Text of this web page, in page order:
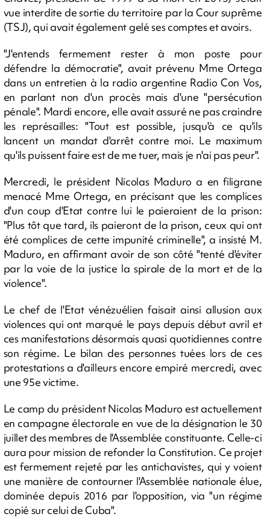
vue interdite de sortie du territoire par la Cour suprême
(TSJ), qui avait également gelé ses comptes et avoirs.
"J'entends fermement rester à mon poste pour
défendre la démocratie", avait prévenu Mme Ortega
dans un entretien à la radio argentine Radio Con Vos,
en parlant non d'un procès mais d'une "persécution
pénale". Mardi encore, elle avait assuré ne pas craindre
les représailles: "Tout est possible, jusqu'à ce qu'ils
lancent un mandat d'arrêt contre moi. Le maximum
qu'ils puissent faire est de me tuer, mais je n'ai pas peur".
Mercredi, le président Nicolas Maduro a en filigrane
menacé Mme Ortega, en précisant que les complices
d'un coup d'Etat contre lui le paieraient de la prison:
"Plus tôt que tard, ils paieront de la prison, ceux qui ont
été complices de cette impunité criminelle", a insisté M.
Maduro, en affirmant avoir de son côté "tenté d'éviter
par la voie de la justice la spirale de la mort et de la
violence".
Le chef de l'Etat vénézuélien faisait ainsi allusion aux
violences qui ont marqué le pays depuis début avril et
ces manifestations désormais quasi quotidiennes contre
son régime. Le bilan des personnes tuées lors de ces
protestations a d'ailleurs encore empiré mercredi, avec
une 95e victime.
Le camp du président Nicolas Maduro est actuellement
en campagne électorale en vue de la désignation le 30
juillet des membres de l'Assemblée constituante. Celle-ci
aura pour mission de refonder la Constitution. Ce projet
est fermement rejeté par les antichavistes, qui y voient
une manière de contourner l'Assemblée nationale élue,
dominée depuis 2016 par l'opposition, via "un régime
copié sur celui de Cuba".